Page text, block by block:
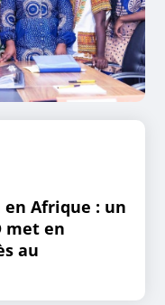
Afrique : un
met en
au